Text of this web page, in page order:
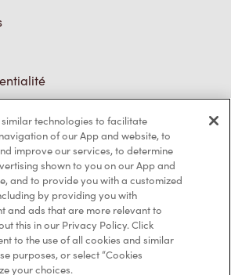
similar technologies to facilitate
of our App and website, to
improve our services, to determine
shown to you on our App and
and to provide you with a customized
by providing you with
and ads that are more relevant to
this in our Privacy Policy. Click
to the use of all cookies and similar
purposes, or select “Cookies
your choices.